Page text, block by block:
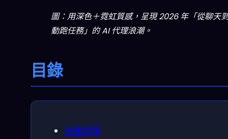
圖：用深色＋霓虹質感，呈現 2026 年「從聊天
動跑任務」的 AI 代理浪潮。
目錄
快速精華